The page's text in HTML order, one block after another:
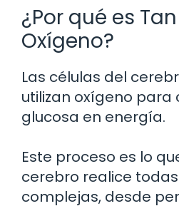
¿Por qué es
Oxígeno?
Las células del
utilizan oxígeno para
glucosa en energía.
Este proceso es lo
cerebro realice
complejas, desde